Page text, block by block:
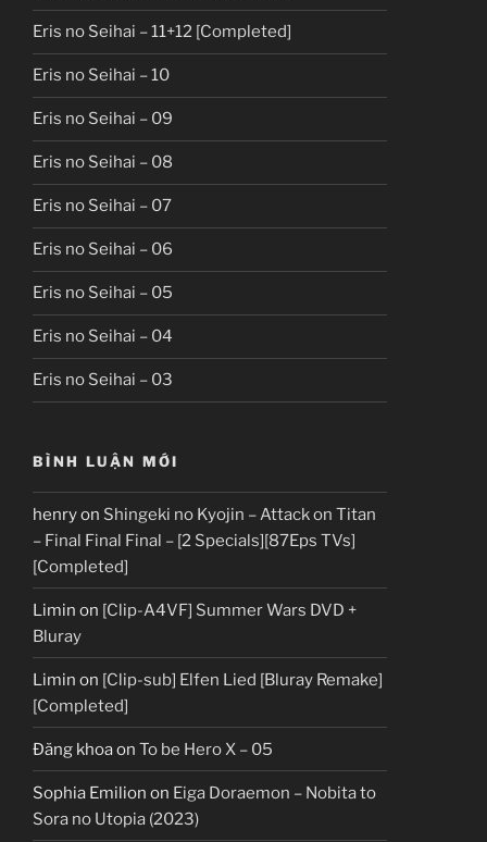
Eris no Seihai – 11+12 [Completed]
Eris no Seihai – 10
Eris no Seihai – 09
Eris no Seihai – 08
Eris no Seihai – 07
Eris no Seihai – 06
Eris no Seihai – 05
Eris no Seihai – 04
Eris no Seihai – 03
BÌNH LUẬN MỚI
henryon Shingeki no Kyojin – Attack on Titan
– Final Final Final – [2 Specials][87Eps TVs]
[Completed]
Limin on [Clip-A4VF] Summer Wars DVD +
Bluray
Limin on [Clip-sub] Elfen Lied [Bluray Remake]
[Completed]
Đăng khoaon To be Hero X – 05
Sophia Emilion on Eiga Doraemon – Nobita to
Sora no Utopia (2023)